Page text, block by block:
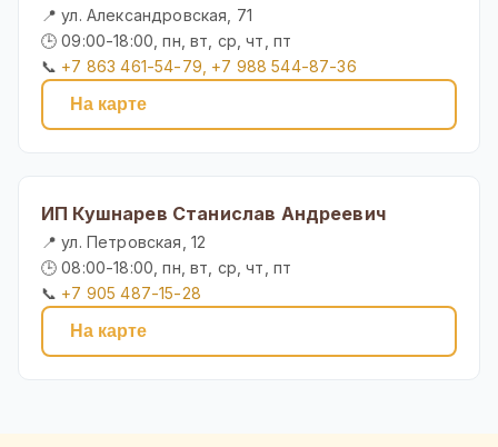
📍 ул. Александровская, 71
🕒 09:00-18:00, пн, вт, ср, чт, пт
📞 +7 863 461-54-79, +7 988 544-87-36
На карте
ИП Кушнарев Станислав Андреевич
📍 ул. Петровская, 12
🕒 08:00-18:00, пн, вт, ср, чт, пт
📞 +7 905 487-15-28
На карте